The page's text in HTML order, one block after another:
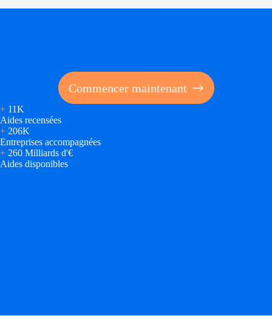
Commencer maintenant
+ 11K
Aides recensées
+ 206K
Entreprises accompagnées
+ 260 Milliards d'€
Aides disponibles